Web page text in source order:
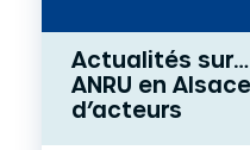
Actualités sur…
ANRU en
d’acteurs